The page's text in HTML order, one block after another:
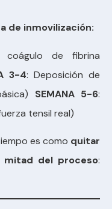
de inmovilización:
coágulo de fibrina
3-4: Deposición de
SEMANA 5-6:
tensil real)
es como quitar
del proceso: